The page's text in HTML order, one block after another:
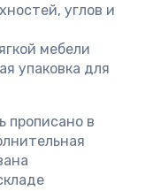
углов и
мебели
упаковка для
прописано в